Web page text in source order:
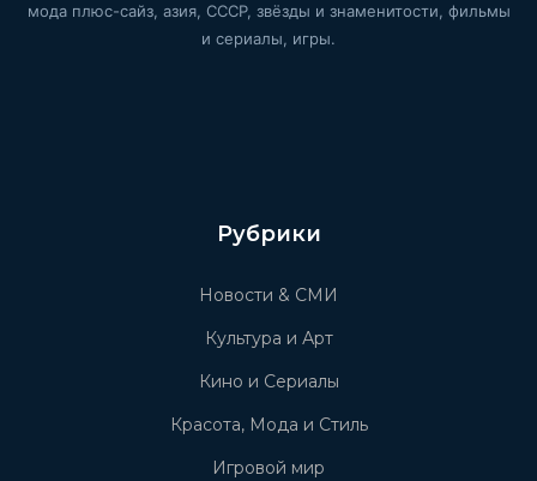
мода плюс-сайз, азия, СССР, звёзды и знаменитости, фильмы
и сериалы, игры.
Рубрики
Новости & СМИ
Культура и Арт
Кино и Сериалы
Красота, Мода и Стиль
Игровой мир